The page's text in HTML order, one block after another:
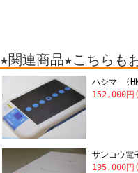
★関連商品★こちら
ハシマ
152,000円
サンコウ
195,000円